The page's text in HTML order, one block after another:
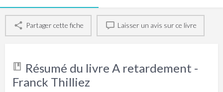
Partager cette fiche Laisser un avis sur ce livre
Résumé du livre A retardement -
Franck Thilliez